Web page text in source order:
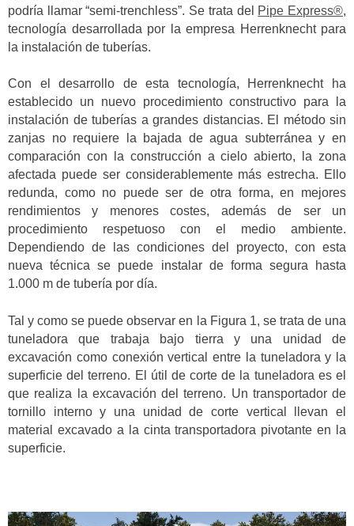
podría llamar “semi-trenchless”. Se trata del Pipe Express®,
tecnología desarrollada por la empresa Herrenknecht para
la instalación de tuberías.
Con el desarrollo de esta tecnología, Herrenknecht ha
establecido un nuevo procedimiento constructivo para la
instalación de tuberías a grandes distancias. El método sin
zanjas no requiere la bajada de agua subterránea y en
comparación con la construcción a cielo abierto, la zona
afectada puede ser considerablemente más estrecha. Ello
redunda, como no puede ser de otra forma, en mejores
rendimientos y menores costes, además de ser un
procedimiento respetuoso con el medio ambiente.
Dependiendo de las condiciones del proyecto, con esta
nueva técnica se puede instalar de forma segura hasta
1.000 m de tubería por día.
Tal y como se puede observar en la Figura 1, se trata de una
tuneladora que trabaja bajo tierra y una unidad de
excavación como conexión vertical entre la tuneladora y la
superficie del terreno. El útil de corte de la tuneladora es el
que realiza la excavación del terreno. Un transportador de
tornillo interno y una unidad de corte vertical llevan el
material excavado a la cinta transportadora pivotante en la
superficie.